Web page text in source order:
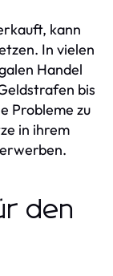
kann
In vielen
Handel
bis
Probleme zu
in ihrem
den